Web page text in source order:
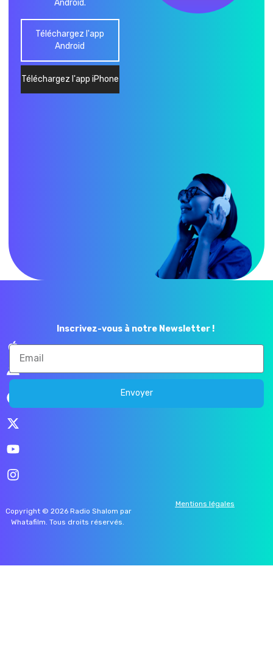
Android.
Téléchargez l'app
Android
Téléchargez l'app iPhone
Inscrivez-vous à notre Newsletter !
Envoyer
Copyright © 2026 Radio Shalom par
Whatafilm. Tous droits réservés.
Mentions légales